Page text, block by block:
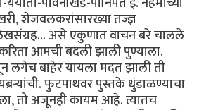
शेजवलकरांसारख्या तज्ज्ञ
असे एकुणात वाचन बरे चालले
आमची बदली झाली पुण्याला.
लगेच बाहेर यायला मदत झाली ती
फुटपाथवर पुस्तके धुंडाळण्याचा
तो अजूनही कायम आहे. त्यातच